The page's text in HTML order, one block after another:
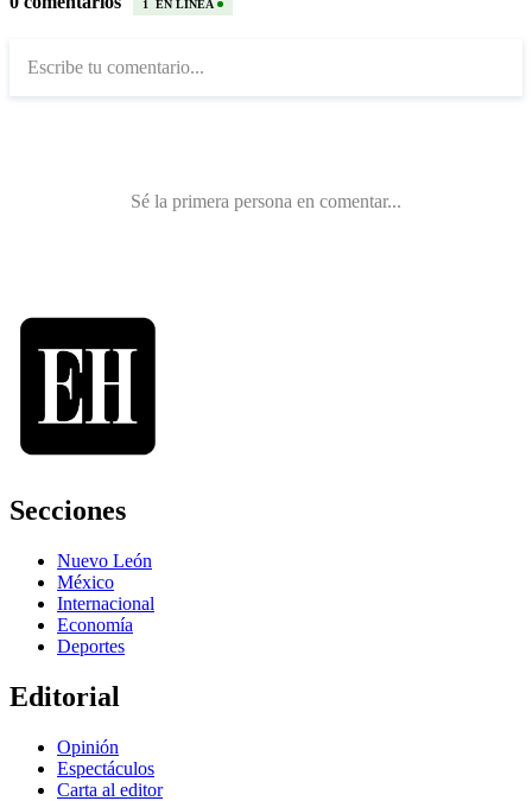
Secciones
Nuevo León
México
Internacional
Economía
Deportes
Editorial
Opinión
Espectáculos
Carta al editor